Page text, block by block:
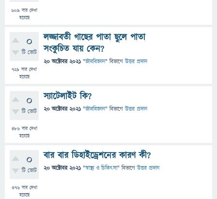
609 বার দেখা
হয়েছে
0
টি ভোট
729 বার দেখা
হয়েছে
লজ্জাবতী গাছের পাতা ছুলে পাতা
সংকুচিত যায় কেন?
20 অক্টোবর 2021 "জীববিজ্ঞান" বিভাগে উত্তর প্রদান
0
টি ভোট
486বার দেখা
হয়েছে
স্যাটেলাইট কি?
20 অক্টোবর 2021 "জীববিজ্ঞান" বিভাগে উত্তর প্রদান
0
টি ভোট
376বার দেখা
হয়েছে
বার বার ডিহাইড্রেশনের কারণ কী?
20 অক্টোবর 2021 "স্বাস্থ্য ও চিকিৎসা" বিভাগে উত্তর প্রদান